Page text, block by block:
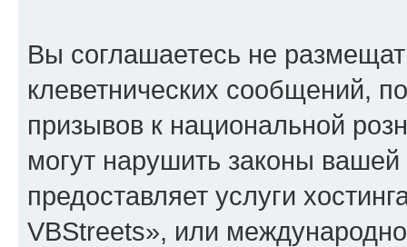
Вы соглашаетесь не
клеветнических сообщений,
призывов к национальной
могут нарушить законы
предоставляет услуги
VBStreets», или